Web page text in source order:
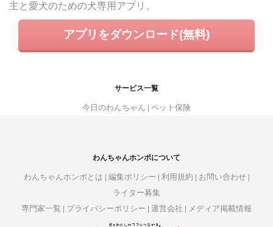
主と愛犬のための犬専用アプリ。
アプリをダウンロード(無料)
サービス一覧
今日のわんちゃん ペット保険
わんちゃんホンポについて
わんちゃんホンポとは 編集ポリシー 利用規約
お問い合わせ
ライター募集
専門家一覧
プライバシーポリシー 運営会社 メディア掲載情報